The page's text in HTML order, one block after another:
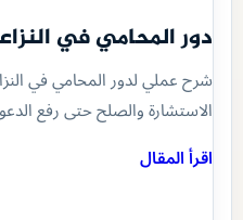
دور المحامي في
شرح عملي لدور المحامي في
الاستشارة والصلح حتى رفع
اقرأ المقال